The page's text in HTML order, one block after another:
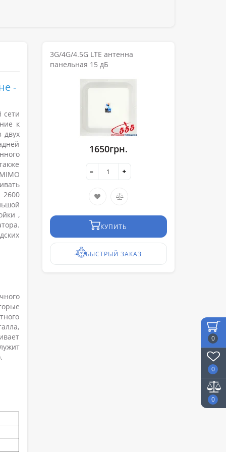
0
0
0
-
сети
к
двух
2600
,
3G/4G/4.5G LTE антенна
панельная 15 дБ
1650грн.
КУПИТЬ
БЫСТРЫЙ ЗАКАЗ